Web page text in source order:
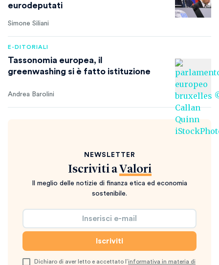
eurodeputati
Simone Siliani
E-DITORIALI
Tassonomia europea, il
greenwashing si è fatto istituzione
Andrea Barolini
NEWSLETTER
Iscriviti a Valori
Il meglio delle notizie di finanza etica ed economia
sostenibile.
Dichiaro di aver letto e accettato l’informativa in materia di